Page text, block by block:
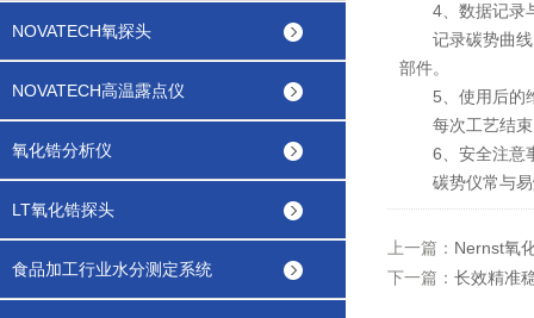
NOVATECH氧探头
NOVATECH高温露点仪
氧化锆分析仪
LT氧化锆探头
食品加工行业水分测定系统
4、数据记录
记录碳势曲线
部件。
5、使用后的
每次工艺结束
6、安全注意
碳势仪常与易
上一篇： Nernst氧
下一篇： 长效精准